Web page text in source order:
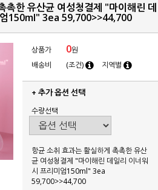
촉한 유산균 여성청결제 "마이해린 데
150ml" 3ea 59,700>>44,700
상품가 0원
배송비
(조건) 지역별
+ 추가 옵션 선택
수량선택
항균 소취 효과는 활실하게 촉촉한 유산
균 여성청결제 "마이해린 데일리 이너워
시 프리미엄150ml" 3ea
59,700>>44,700